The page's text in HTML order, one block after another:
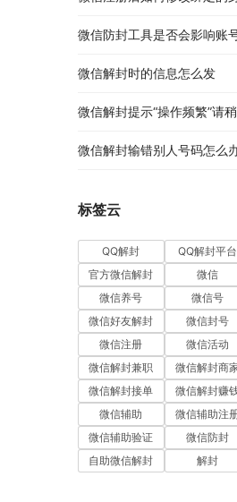
微信防封工具是否会影响账
微信解封时的信息怎么发
微信解封提示“操作频繁”请
微信解封输错别人号码怎么
标签云
QQ解封 QQ解封平台
官方微信解封
微信
微信养号
微信号
微信好友解封
微信封号
微信注册
微信活动
微信解封兼职
微信解封商
微信解封接单
微信解封赚
微信辅助
微信辅助注
微信辅助验证
微信防封
自助微信解封
解封